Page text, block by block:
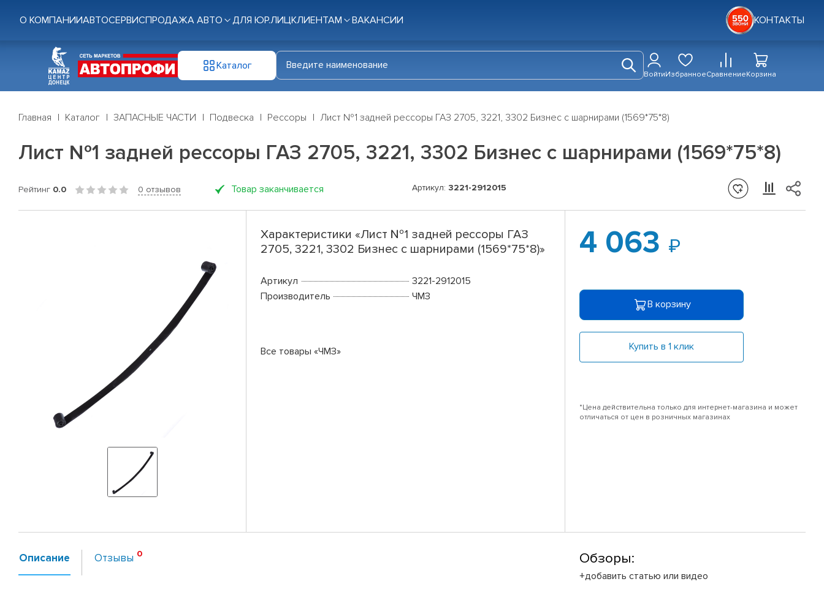
О КОМПАНИИАВТОСЕРВИСПРОДАЖА АВТО ДЛЯ ЮР.ЛИЦКЛИЕНТАМ ВАКАНСИИ КОНТАКТЫ
Каталог
ВойтиИзбранноеСравнениеКорзина
Главная Каталог ЗАПАСНЫЕ ЧАСТИ Подвеска Рессоры Лист №1 задней рессоры ГАЗ 2705, 3221, 3302 Бизнес с шарнирами (1569*75*8)
Лист №1 задней рессоры ГАЗ 2705, 3221, 3302 Бизнес с шарнирами (1569*75*8)
Рейтинг 0.0 0 отзывов Товар заканчивается Артикул: 3221-2912015
Характеристики «Лист №1 задней рессоры ГАЗ
2705, 3221, 3302 Бизнес с шарнирами (1569*75*8)»
Артикул
3221-2912015
Производитель
ЧМЗ
Все товары «ЧМЗ»
4 063
В корзину
Купить в 1 клик
*Цена действительна только для интернет-магазина и может
отличаться от цен в розничных магазинах
Описание Отзывы Обзоры:
+добавить статью или видео